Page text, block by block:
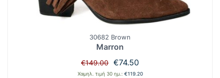
30682 Brown
Marron
€149.00 Original
price
€74.50
τρέχουσα
Χαμηλ. τιμή 30 ημ.: €119.20